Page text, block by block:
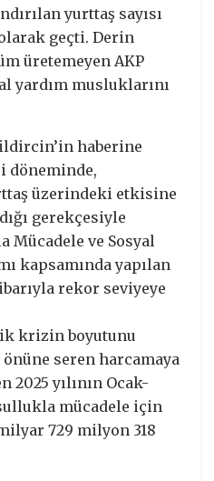
yurttaş sayısı
geçti. Derin
üretemeyen AKP
yardım musluklarını
haberine
döneminde,
üzerindeki etkisine
gerekçesiyle
Mücadele ve Sosyal
kapsamında yapılan
rekor seviyeye
krizin boyutunu
seren harcamaya
2025 yılının Ocak-
mücadele için
729 milyon 318